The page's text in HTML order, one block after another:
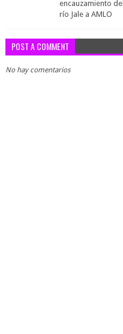
encauzamiento del
río Jale a AMLO
POST A COMMENT
No hay comentarios